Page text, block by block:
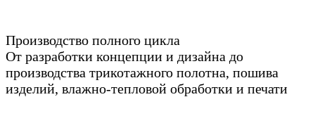
Производство полного цикла
От разработки концепции и дизайна до
производства трикотажного полотна, пошива
изделий, влажно-тепловой обработки и печати